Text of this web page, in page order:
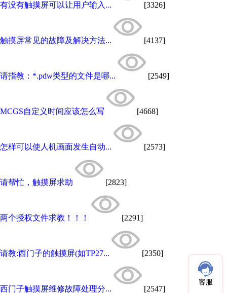
有没有触摸屏可以让用户输入... [3326]
触摸屏常见的故障及解决方法... [4137]
请指教：*.pdw类型的文件是哪... [2549]
MCGS自定义时间应该怎么写 [4668]
怎样可以使人机画面发生自动... [2573]
请帮忙，触摸屏求助 [2823]
两个授权文件求教！！！ [2291]
请教:西门子的触摸屏(如TP27... [2350]
西门子触摸屏维修故障处理分... [2547]
客服